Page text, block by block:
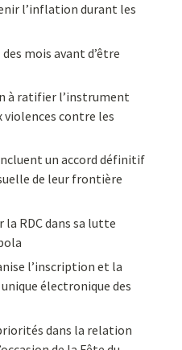
l’inflation durant les
mois avant d’être
à ratifier l’instrument
violences contre les
un accord définitif
de leur frontière
la RDC dans sa lutte
l’inscription et la
électronique des
dans la relation